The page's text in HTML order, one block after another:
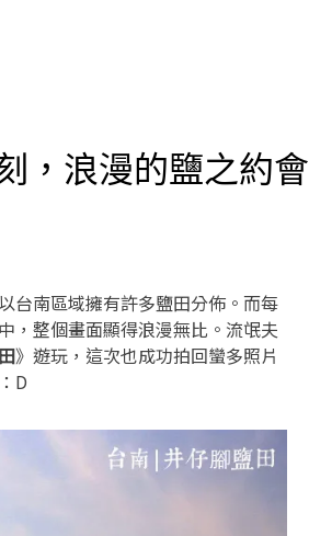
，浪漫的鹽之約會
台南區域擁有許多鹽田分佈。而每
，整個畫面顯得浪漫無比。流氓夫
》遊玩，這次也成功拍回蠻多照片
D